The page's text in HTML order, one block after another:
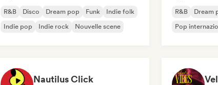
R&B Disco Dream pop Funk
Indie folk
Indie pop
Indie rock Nouvelle scene
R&B Dream
Pop
Nautilus Click